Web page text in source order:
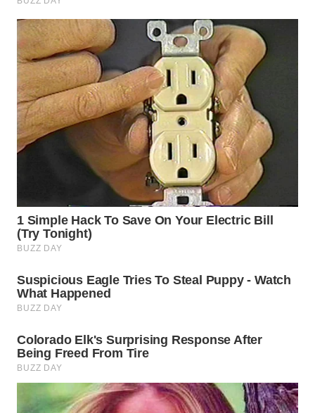
TINGGI
WN
PAKPAK
WN
KARAWANG
BOGOR
WN
WN
UTARA
WN
SAMOSIR